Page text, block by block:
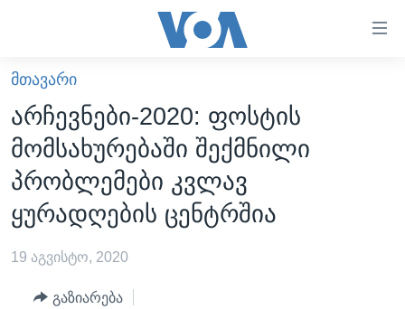
ხელმისაწვდომობისთვის
გადადით
მთავარზე
გადადით
მთავარ
ნავიგაციაზე
გადადით
ძიებაზე
ᲐᲮᲐᲚᲘ ᲐᲛᲑᲔᲑᲘ
ᲡᲐᲥᲐᲠᲗᲕᲔᲚᲝ
ᲐᲨᲨ
ᲐᲨᲨ-ᲘᲡ ᲐᲠᲩᲔᲕᲜᲔᲑᲘ 2024
ᲛᲡᲝᲤᲚᲘᲝ
ᲕᲘᲓᲔᲝᲔᲑᲘ
ᲛᲗᲐᲕᲐᲠᲘ
არჩევნები-2020: ფოსტის
მომსახურებაში შექმნილი
პრობლემები კვლავ
ყურადღების ცენტრშია
19 აგვისტო, 2020
გაზიარება